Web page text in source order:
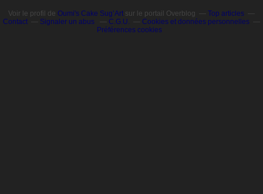
Voir le profil de Oumi's Cake Sug’Art sur le portail Overblog
Top articles
Contact
Signaler un abus C.G.U.
Cookies et données personnelles
Préférences cookies